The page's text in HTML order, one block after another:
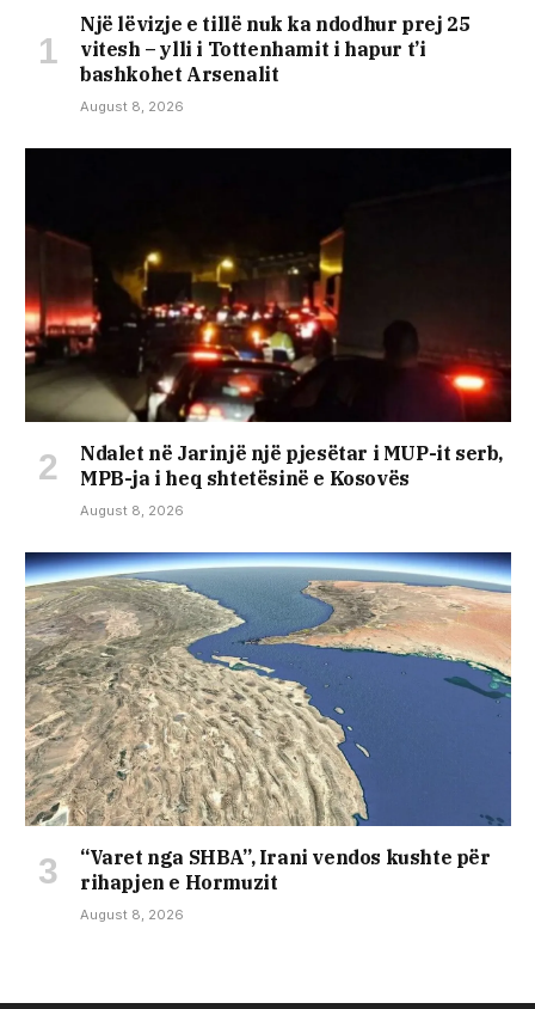
Një lëvizje e tillë nuk ka ndodhur prej 25
vitesh – ylli i Tottenhamit i hapur t’i
bashkohet Arsenalit
August 8, 2026
Ndalet në Jarinjë një pjesëtar i MUP-it serb,
MPB-ja i heq shtetësinë e Kosovës
August 8, 2026
“Varet nga SHBA”, Irani vendos kushte për
rihapjen e Hormuzit
August 8, 2026